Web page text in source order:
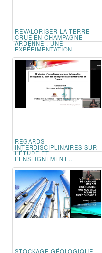
REVALORISER LA TERRE
CRUE EN CHAMPAGNE-
ARDENNE : UNE
EXPÉRIMENTATION...
REGARDS
INTERDISCIPLINAIRES SUR
L’ÉTUDE ET
L’ENSEIGNEMENT...
STOCKAGE GÉOLOGIQUE